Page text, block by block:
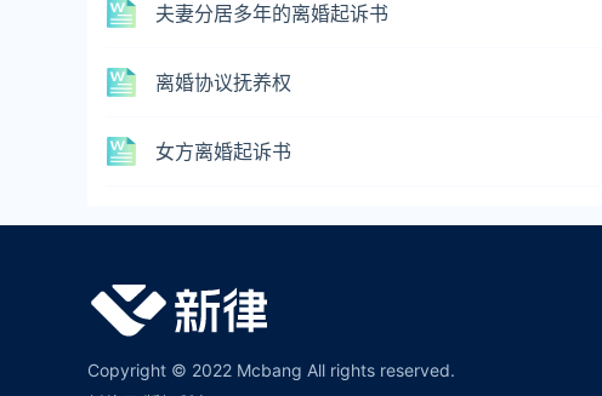
夫妻分居多年的离婚起诉书
离婚协议抚养权
女方离婚起诉书
Copyright © 2022 Mcbang All rights reserved.